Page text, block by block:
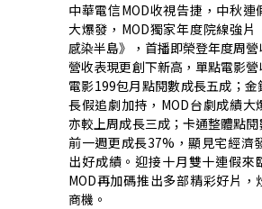
中華電信MOD收視告捷，中秋連
大爆發，MOD獨家年度院線強片
感染半島》，首播即榮登年度周營
營收表現更創下新高，單點電影營
電影199包月點閱數成長五成；
長假追劇加持，MOD台劇成績大
亦較上周成長三成；卡通整體點
前一週更成長37%，顯見宅經濟
出好成績。迎接十月雙十連假來
MOD再加碼推出多部精彩好片，
商機。